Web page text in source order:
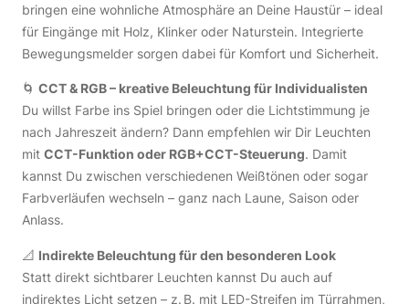
bringen eine wohnliche Atmosphäre an Deine Haustür – ideal
für Eingänge mit Holz, Klinker oder Naturstein. Integrierte
Bewegungsmelder sorgen dabei für Komfort und Sicherheit.
🌀 CCT & RGB – kreative Beleuchtung für Individualisten
Du willst Farbe ins Spiel bringen oder die Lichtstimmung je
nach Jahreszeit ändern? Dann empfehlen wir Dir Leuchten
mit CCT-Funktion oder RGB+CCT-Steuerung. Damit
kannst Du zwischen verschiedenen Weißtönen oder sogar
Farbverläufen wechseln – ganz nach Laune, Saison oder
Anlass.
📐 Indirekte Beleuchtung für den besonderen Look
Statt direkt sichtbarer Leuchten kannst Du auch auf
indirektes Licht setzen – z. B. mit LED-Streifen im Türrahmen,